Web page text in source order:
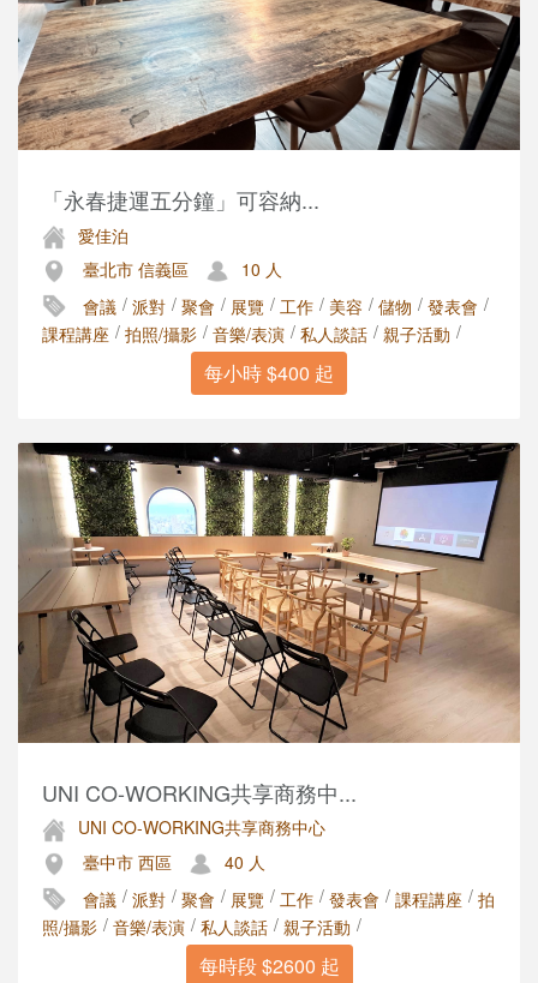
「永春捷運五分鐘」可容納...
愛佳泊
臺北市 信義區
10 人
會議 / 派對 / 聚會 / 展覽 / 工作 / 美容 / 儲物 / 發表會 /
課程講座 / 拍照/攝影 / 音樂/表演 / 私人談話 / 親子活動 /
每小時 $400 起
UNI CO-WORKING共享商務中...
UNI CO-WORKING共享商務中心
臺中市 西區
40 人
會議 / 派對 / 聚會 / 展覽 / 工作 / 發表會 / 課程講座 / 拍
照/攝影 / 音樂/表演 / 私人談話 / 親子活動 /
每時段 $2600 起